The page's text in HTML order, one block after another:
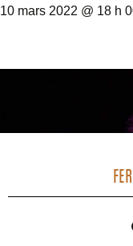
10 mars 2022 @ 18 h